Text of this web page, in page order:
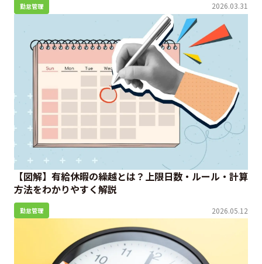
勤怠管理 2026.03.31
【図解】有給休暇の繰越とは？上限日数・ルール・計算
方法をわかりやすく解説
勤怠管理 2026.05.12